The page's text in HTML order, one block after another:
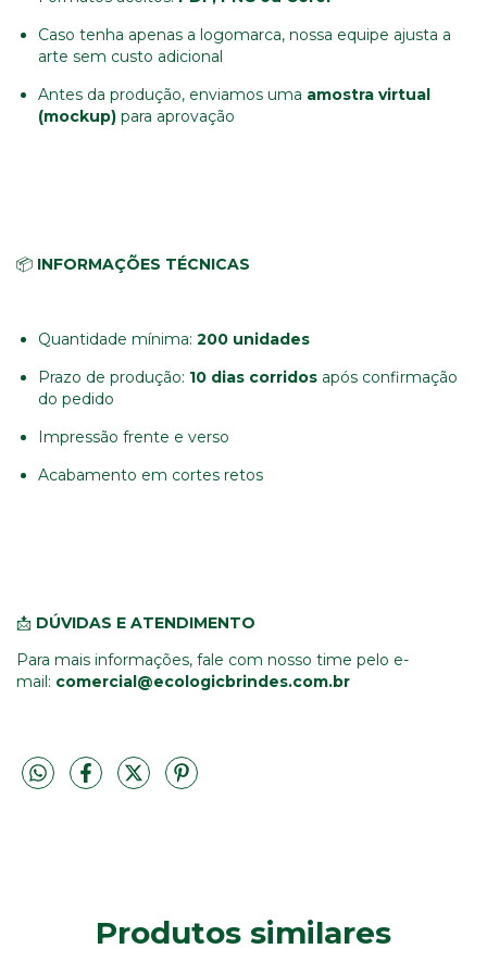
Caso tenha apenas a logomarca, nossa equipe ajusta a
arte sem custo adicional
Antes da produção, enviamos uma amostra virtual
(mockup) para aprovação
📦 INFORMAÇÕES TÉCNICAS
Quantidade mínima: 200 unidades
Prazo de produção: 10 dias corridos após confirmação
do pedido
Impressão frente e verso
Acabamento em cortes retos
📩 DÚVIDAS E ATENDIMENTO
Para mais informações, fale com nosso time pelo e-
mail: comercial@ecologicbrindes.com.br
Produtos similares